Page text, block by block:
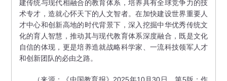
建传统与现代相融合的教育体系，培养具有全球竞争力的技
术专才，造就心怀天下的人文智者。在加快建设世界重要人
才中心和创新高地的时代背景下，深入挖掘中华优秀传统文
化的育人智慧，推动其与现代教育体系深度融合，既是文化
自信的体现，更是培养造就战略科学家、一流科技领军人才
和创新团队的必由之路。